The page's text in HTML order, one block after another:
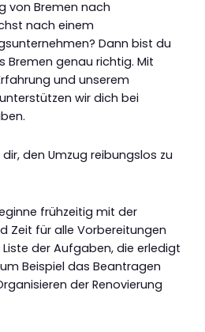
von Bremen nach
nach einem
Dann bist du
Bremen genau richtig. Mit
und unserem
wir dich bei
den Umzug reibungslos zu
frühzeitig mit der
Zeit für alle Vorbereitungen
Liste der Aufgaben, die erledigt
Beispiel das Beantragen
der Renovierung